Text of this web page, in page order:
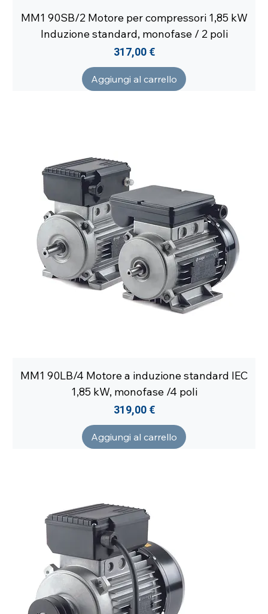
MM1 90SB/2 Motore per compressori 1,85 kW
Induzione standard, monofase / 2 poli
Prezzo
317,00 €
Aggiungi al carrello
MM1 90LB/4 Motore a induzione standard IEC
1,85 kW, monofase /4 poli
Prezzo
319,00 €
Aggiungi al carrello